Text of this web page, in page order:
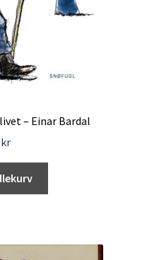
– Einar Bardal
kr